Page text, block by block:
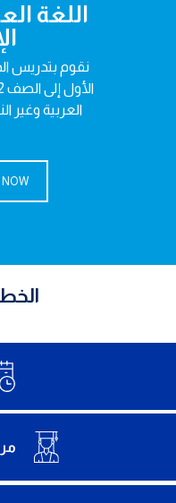
اللغة
نقوم بتدريس
العربية وغير